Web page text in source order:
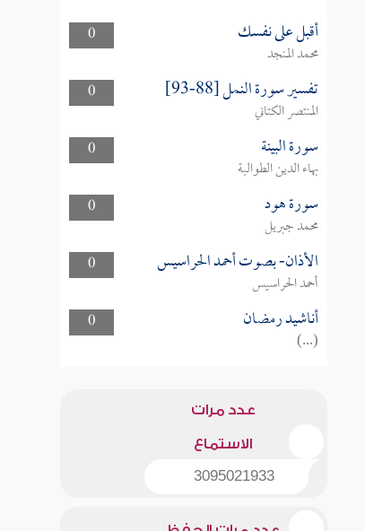
0 أقبل على نفسك
محمد المنجد
0
تفسير سورة النمل [88-93]
المنتصر الكتاني
0
سورة البينة
بهاء الدين الطوالبة
0
سورة هود
محمد جبريل
0
الأذان- بصوت أحمد الحراسيس
أحمد الحراسيس
0
أناشيد رمضان
(...)
عدد مرات
الاستماع
3095021933